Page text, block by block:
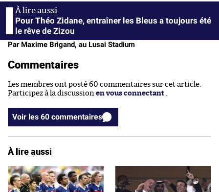
Pour Théo Zidane, entraîner les Bleus a toujours été
le rêve de Zizou
Par Maxime Brigand, au Lusai Stadium
Commentaires
Les membres ont posté 60 commentaires sur cet article.
Participez à la discussion en vous connectant
Voir les 60 commentaires
À lire aussi